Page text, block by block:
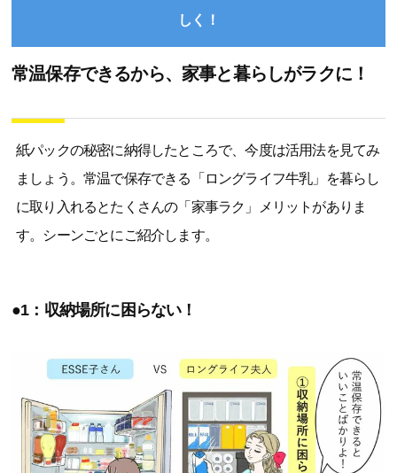
しく！
常温保存できるから、家事と暮らしがラクに！
紙パックの秘密に納得したところで、今度は活用法を見てみ
ましょう。常温で保存できる「ロングライフ牛乳」を暮らし
に取り入れるとたくさんの「家事ラク」メリットがありま
す。シーンごとにご紹介します。
●1：収納場所に困らない！